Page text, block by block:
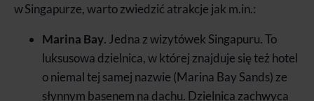
w Singapurze, warto zwiedzić atrakcje jak m.in.:
Marina Bay. Jedna z wizytówek Singapuru. To
luksusowa dzielnica, w której znajduje się też hotel
o niemal tej samej nazwie (Marina Bay Sands) ze
słynnym basenem na dachu. Dzielnica zachwyca